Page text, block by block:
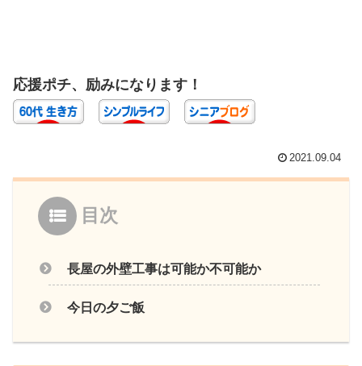
応援ポチ、励みになります！
2021.09.04
目次
長屋の外壁工事は可能か不可能か
今日の夕ご飯